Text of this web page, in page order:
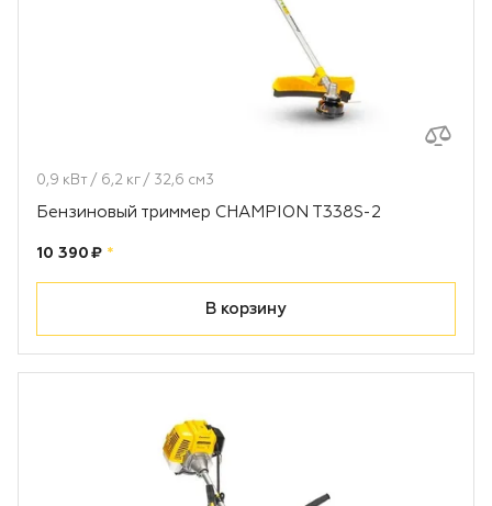
0,9 кВт / 6,2 кг / 32,6 см3
Бензиновый триммер CHAMPION T338S-2
Цена:
10 390 ₽ рублей
*
В корзину